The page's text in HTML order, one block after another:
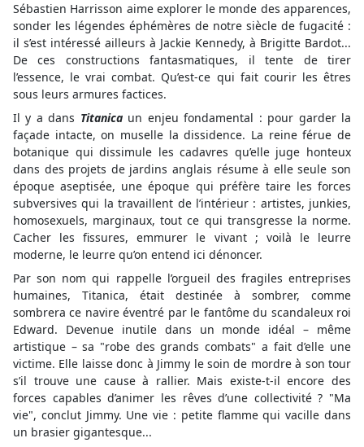
Sébastien Harrisson aime explorer le monde des apparences,
sonder les légendes éphémères de notre siècle de fugacité :
il s’est intéressé ailleurs à Jackie Kennedy, à Brigitte Bardot...
De ces constructions fantasmatiques, il tente de tirer
l’essence, le vrai combat. Qu’est-ce qui fait courir les êtres
sous leurs armures factices.
Il y a dans Titanicaun enjeu fondamental : pour garder la
façade intacte, on muselle la dissidence. La reine férue de
botanique qui dissimule les cadavres qu’elle juge honteux
dans des projets de jardins anglais résume à elle seule son
époque aseptisée, une époque qui préfère taire les forces
subversives qui la travaillent de l’intérieur : artistes, junkies,
homosexuels, marginaux, tout ce qui transgresse la norme.
Cacher les fissures, emmurer le vivant ; voilà le leurre
moderne, le leurre qu’on entend ici dénoncer.
Par son nom qui rappelle l’orgueil des fragiles entreprises
humaines, Titanica, était destinée à sombrer, comme
sombrera ce navire éventré par le fantôme du scandaleux roi
Edward. Devenue inutile dans un monde idéal – même
artistique – sa "robe des grands combats" a fait d’elle une
victime. Elle laisse donc à Jimmy le soin de mordre à son tour
s’il trouve une cause à rallier. Mais existe-t-il encore des
forces capables d’animer les rêves d’une collectivité ? "Ma
vie", conclut Jimmy. Une vie : petite flamme qui vacille dans
un brasier gigantesque...